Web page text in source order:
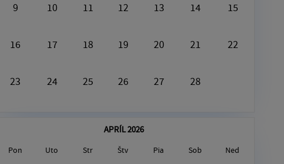
9 10 11 12 13 14 15
16 17 18 19 20 21 22
23 24 25 26 27 28
APRÍL 2026
Pon Uto Str Štv Pia Sob Ned